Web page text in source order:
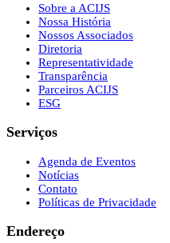
Sobre a ACIJS
Nossa História
Nossos Associados
Diretoria
Representatividade
Transparência
Parceiros ACIJS
ESG
Serviços
Agenda de Eventos
Notícias
Contato
Políticas de Privacidade
Endereço